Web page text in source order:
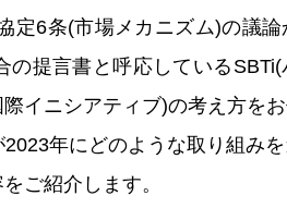
定6条(市場メカニズム)の議
の提言書と呼応している
イニシアティブ)の考え方を
年にどのような取り組み
ご紹介します。